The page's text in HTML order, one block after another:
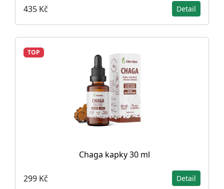
435 Kč Detail
TOP
Chaga kapky 30 ml
299 Kč Detail